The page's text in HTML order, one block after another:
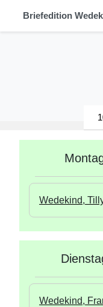
Briefedition
Wedekind,
Wedekind,